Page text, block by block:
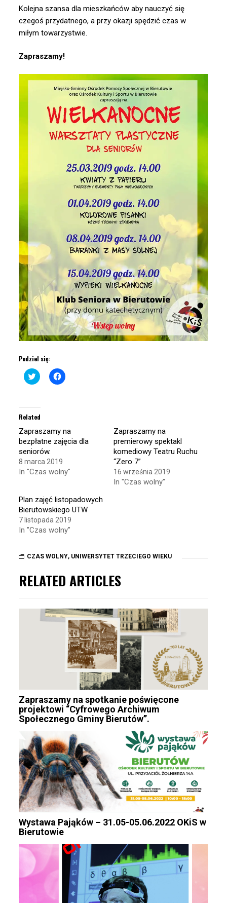
Kolejna szansa dla mieszkańców aby nauczyć się
czegoś przydatnego, a przy okazji spędzić czas w
miłym towarzystwie.
Zapraszamy!
Podziel się:
Click
to
(Opens
in
new
window)
Click
to
window)
Related
Zapraszamy na
bezpłatne zajęcia dla
seniorów.
8 marca 2019
In "Czas wolny"
Zapraszamy na
premierowy spektakl
komediowy Teatru Ruchu
“Zero 7”
16 września 2019
In "Czas wolny"
Plan zajęć listopadowych
Bierutowskiego UTW
7 listopada 2019
In "Czas wolny"
CZAS WOLNY, UNIWERSYTET TRZECIEGO WIEKU
RELATED ARTICLES
Zapraszamy na spotkanie poświęcone
projektowi “Cyfrowego Archiwum
Społecznego Gminy Bierutów”.
Wystawa Pająków – 31.05-05.06.2022 OKiS w
Bierutowie